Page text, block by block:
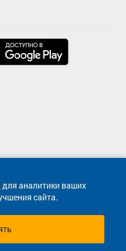
для аналитики ваших
сайта.
сервис продажи